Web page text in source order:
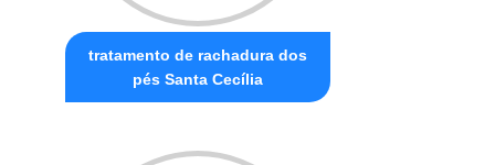
tratamento de rachadura dos
pés Santa Cecília